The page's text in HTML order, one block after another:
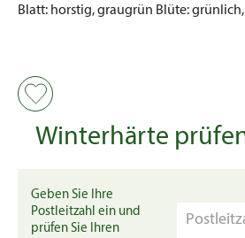
Blatt: horstig, graugrün Blüte:
Winterhärte
Geben Sie Ihre
Postleitzahl ein und
prüfen Sie Ihren